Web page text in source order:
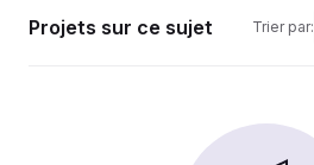
Projets sur ce sujet Trier par: